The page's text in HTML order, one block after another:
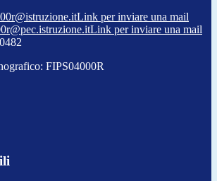
Link per inviare una mail
Link per inviare una mail
FIPS04000R